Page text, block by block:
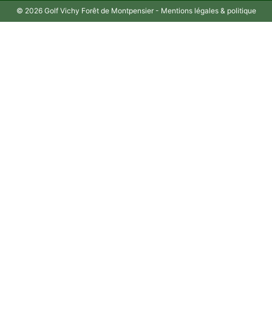
© 2026 Golf Vichy Forêt de Montpensier - Mentions légales & politique